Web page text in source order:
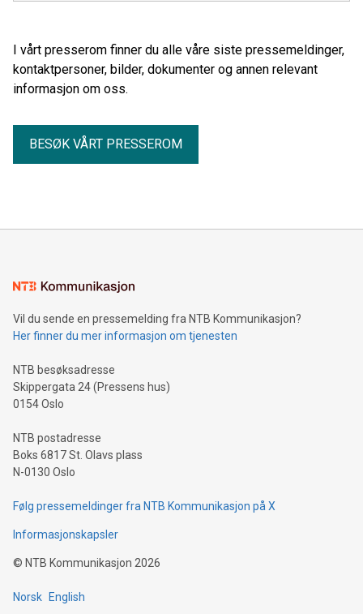
I vårt presserom finner du alle våre siste pressemeldinger,
kontaktpersoner, bilder, dokumenter og annen relevant
informasjon om oss.
BESØK VÅRT PRESSEROM
Vil du sende en pressemelding fra NTB Kommunikasjon?
Her finner du mer informasjon om tjenesten
NTB besøksadresse
Skippergata 24 (Pressens hus)
0154 Oslo
NTB postadresse
Boks 6817 St. Olavs plass
N-0130 Oslo
Følg pressemeldinger fra NTB Kommunikasjon på X
Informasjonskapsler
© NTB Kommunikasjon 2026
Norsk English